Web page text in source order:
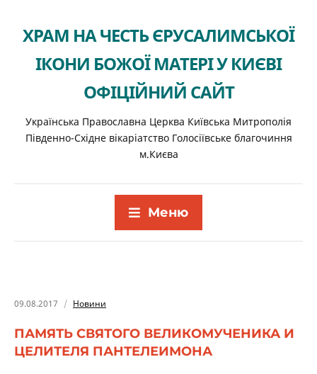
ХРАМ НА ЧЕСТЬ ЄРУСАЛИМСЬКОЇ
ІКОНИ БОЖОЇ МАТЕРІ У КИЄВІ
ОФІЦІЙНИЙ САЙТ
Українська Православна Церква Київська Митрополія
Південно-Східне вікаріатство Голосіївське благочиння
м.Києва
Меню
09.08.2017 Новини
ПАМЯТЬ СВЯТОГО ВЕЛИКОМУЧЕНИКА И
ЦЕЛИТЕЛЯ ПАНТЕЛЕИМОНА